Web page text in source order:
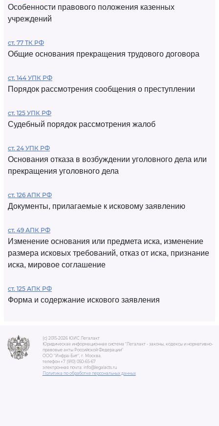
Особенности правового положения казенных
учреждений
ст. 77 ТК РФ
Общие основания прекращения трудового договора
ст. 144 УПК РФ
Порядок рассмотрения сообщения о преступлении
ст. 125 УПК РФ
Судебный порядок рассмотрения жалоб
ст. 24 УПК РФ
Основания отказа в возбуждении уголовного дела или
прекращения уголовного дела
ст. 126 АПК РФ
Документы, прилагаемые к исковому заявлению
ст. 49 АПК РФ
Изменение основания или предмета иска, изменение
размера исковых требований, отказ от иска, признание
иска, мировое соглашение
ст. 125 АПК РФ
Форма и содержание искового заявления
(c) 2015-2026 ЮИС Легалакт
Юридическая информационная система "Легалакт - законы, кодексы и нормативно-
правовые акты Российской Федерации"
ООО "Инфра-Бит", г. Москва.
телефон +7 (910) 050-65-67
электронная почта: info@legalacts.ru
Политика по обработке персональных данных